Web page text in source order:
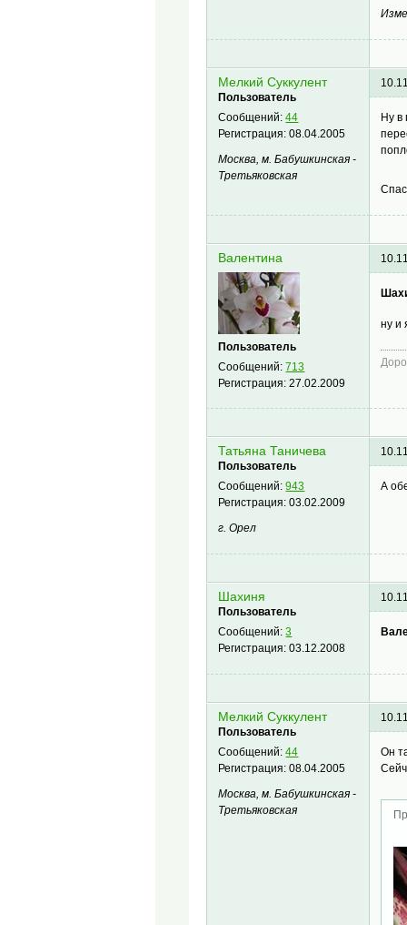
Мелкий Суккулент
Пользователь
Сообщений:44
Регистрация:08.04.2005
Москва, м. Бабушкинская -
Третьяковская
Ну в
Валентина
Пользователь
Сообщений:713
Регистрация:27.02.2009
ну и
Татьяна Таничева
Пользователь
Сообщений:943
Регистрация:03.02.2009
г. Орел
А
Шахиня
Пользователь
Сообщений:3
Регистрация:03.12.2008
Мелкий Суккулент
Пользователь
Сообщений:44
Регистрация:08.04.2005
Москва, м. Бабушкинская -
Третьяковская
Он